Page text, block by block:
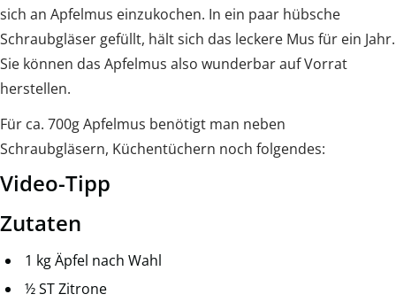
sich an Apfelmus einzukochen. In ein paar hübsche
Schraubgläser gefüllt, hält sich das leckere Mus für ein Jahr.
Sie können das Apfelmus also wunderbar auf Vorrat
herstellen.
Für ca. 700g Apfelmus benötigt man neben
Schraubgläsern, Küchentüchern noch folgendes:
Video-Tipp
Zutaten
1 kg Äpfel nach Wahl
½ ST Zitrone